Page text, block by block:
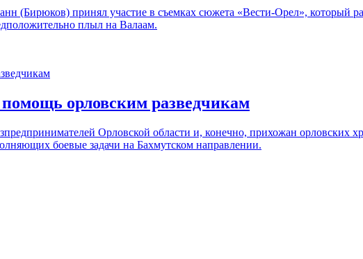
(Бирюков) принял участие в съемках сюжета «Вести-Орел», который
плыл на Валаам.
орловским разведчикам
Орловской области и, конечно, прихожан орловских
боевые задачи на Бахмутском направлении.